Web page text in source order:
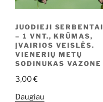
JUODIEJI SERBENTAI
– 1 VNT., KRŪMAS,
ĮVAIRIOS VEISLĖS.
VIENERIŲ METŲ
SODINUKAS VAZONE
3,00€
Daugiau